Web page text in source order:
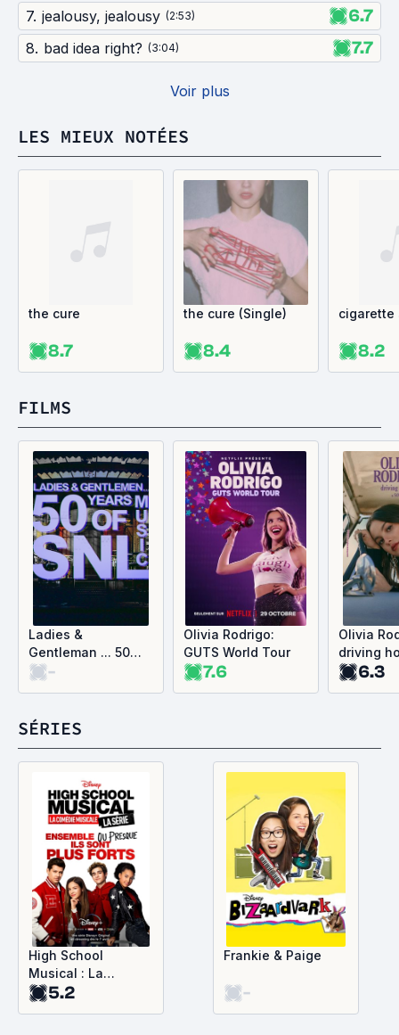
7. jealousy, jealousy (2:53) 6.7
8. bad idea right? (3:04) 7.7
Voir plus
LES MIEUX NOTÉES
the cure
8.7
the cure (Single)
8.4
cigarette
8.2
FILMS
Ladies &
Gentleman ... 50
Years of SNL Music
-
Olivia Rodrigo:
GUTS World Tour
7.6
Olivia
driving
6.3
SÉRIES
High School
Musical : La
Comédie Musicale
5.2
Frankie & Paige
-